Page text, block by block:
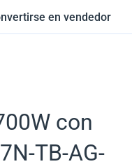
en vendedor
con
TB-AG-